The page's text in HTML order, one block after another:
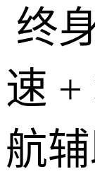
终
速 +
航